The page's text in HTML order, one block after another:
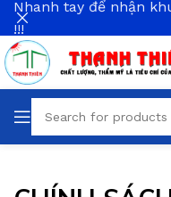
Nhanh tay để nhận
!!!